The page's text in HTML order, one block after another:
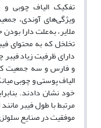
تفکیک الیاف چوبی و
ملایر، به‌علت دارا
تخلخل که به محتوای
دارای ظرفیت زیاد
و فارس و سه جمعیت
الیاف پوستی و چوبی
خود نشان دادند.
مرتبط با طول فیبر
موفقیت در صنایع